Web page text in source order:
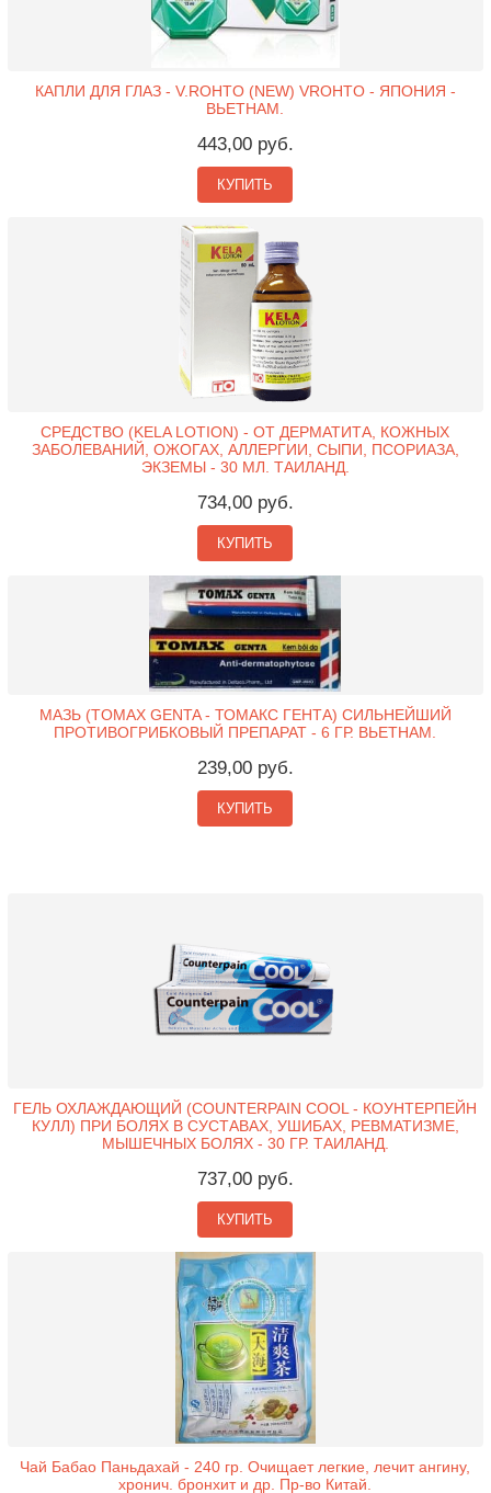
КАПЛИ ДЛЯ ГЛАЗ - V.ROHTO (NEW) VROHTO - ЯПОНИЯ -
ВЬЕТНАМ.
443,00 руб.
КУПИТЬ
СРЕДСТВО (KELA LOTION) - ОТ ДЕРМАТИТА, КОЖНЫХ
ЗАБОЛЕВАНИЙ, ОЖОГАХ, АЛЛЕРГИИ, СЫПИ, ПСОРИАЗА,
ЭКЗЕМЫ - 30 МЛ. ТАИЛАНД.
734,00 руб.
КУПИТЬ
МАЗЬ (TOMAX GENTA - ТОМАКС ГЕНТА) СИЛЬНЕЙШИЙ
ПРОТИВОГРИБКОВЫЙ ПРЕПАРАТ - 6 ГР. ВЬЕТНАМ.
239,00 руб.
КУПИТЬ
ГЕЛЬ ОХЛАЖДАЮЩИЙ (COUNTERPAIN COOL - КОУНТЕРПЕЙН
КУЛЛ) ПРИ БОЛЯХ В СУСТАВАХ, УШИБАХ, РЕВМАТИЗМЕ,
МЫШЕЧНЫХ БОЛЯХ - 30 ГР. ТАИЛАНД.
737,00 руб.
КУПИТЬ
Чай Бабао Паньдахай - 240 гр. Очищает легкие, лечит ангину,
хронич. бронхит и др. Пр-во Китай.